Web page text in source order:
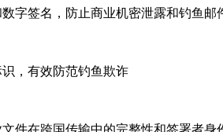
字签名，防止商业机密泄露和钓鱼邮
，有效防范钓鱼欺诈